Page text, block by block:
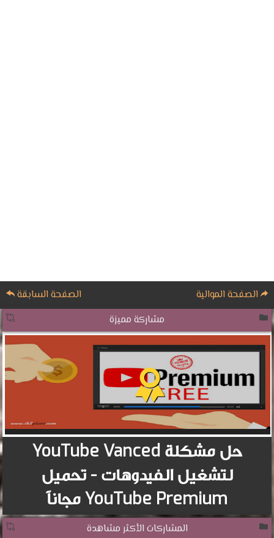
الصفحة الموالية
الصفحة السابقة
مشاركة مميزة
حل مشكلة YouTube Vanced
لتشغيل الفيدوهات - تحميل
YouTube Premium مجاناً
المشاركات الأكثر مشاهدة